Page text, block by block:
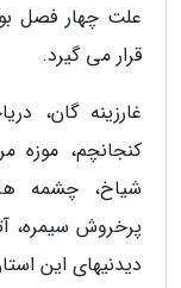
علت چهار فصل
قرار می گیرد.
غارزینه گان،
کنجانچم، موزه
شیاخ، چشمه
پرخروش سیمره،
دیدنیهای این